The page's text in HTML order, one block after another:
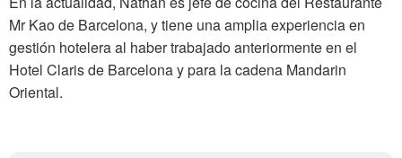
Mr Kao de Barcelona, y tiene una amplia experiencia en
gestión hotelera al haber trabajado anteriormente en el
Hotel Claris de Barcelona y para la cadena Mandarin
Oriental.